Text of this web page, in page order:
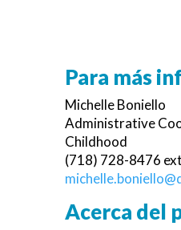
Para más
Michelle Boniello
Administrative
Childhood
(718) 728-8476
Acerca del